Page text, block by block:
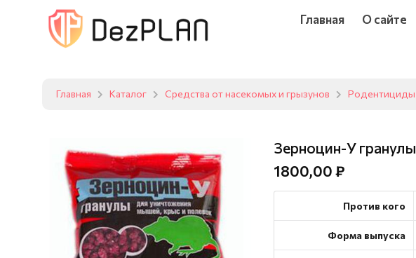
Главная О сайте
Главная Каталог Средства от насекомых и грызунов Родентициды
Зерноцин-У гранулы
1800,00 ₽
Против кого
Форма выпуска